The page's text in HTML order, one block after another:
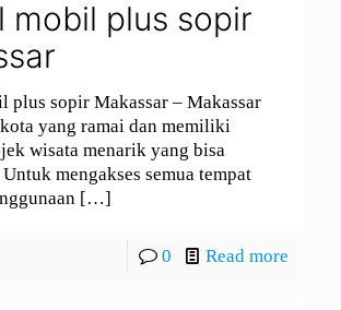
mobil plus sopir
plus sopir Makassar – Makassar
yang ramai dan memiliki
wisata menarik yang bisa
mengakses semua tempat
[…]
0 Read more